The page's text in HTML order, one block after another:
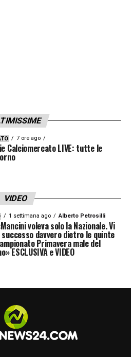
7 ore ago
Calciomercato LIVE: tutte le
VIDEO
1 settimana ago Alberto Petrosilli
voleva solo la Nazionale. Vi
successo davvero dietro le quinte
Primavera male del
ESCLUSIVA e VIDEO